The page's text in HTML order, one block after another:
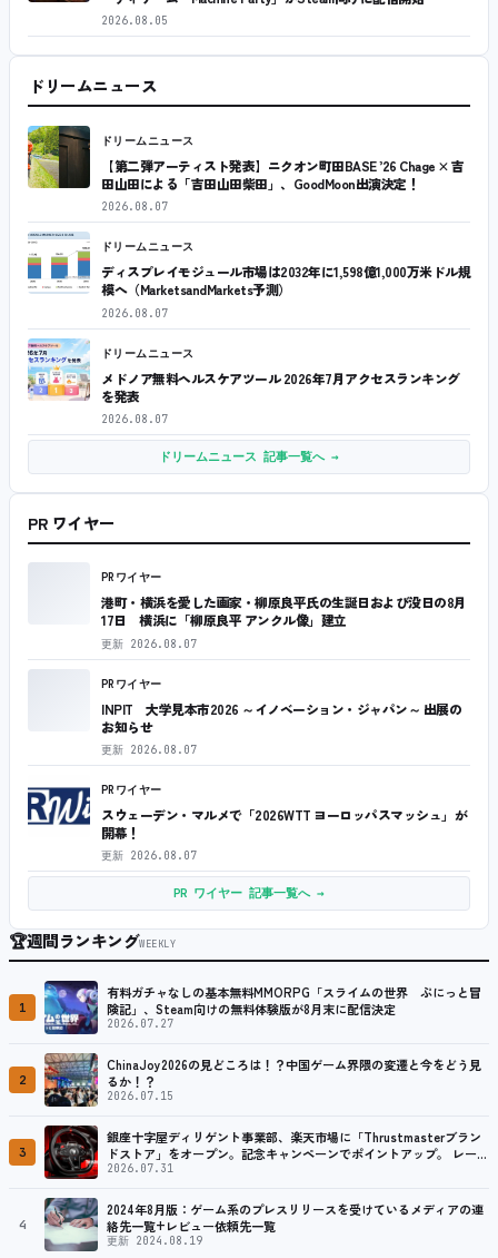
2026.08.05
ドリームニュース
ドリームニュース
【第二弾アーティスト発表】ニクオン町田BASE ’26 Chage × 吉
田山田による「吉田山田柴田」、GoodMoon出演決定！
2026.08.07
ドリームニュース
ディスプレイモジュール市場は2032年に1,598億1,000万米ドル規
模へ（MarketsandMarkets予測）
2026.08.07
ドリームニュース
メドノア無料ヘルスケアツール 2026年7月アクセスランキング
を発表
2026.08.07
ドリームニュース 記事一覧へ →
PR ワイヤー
PRワイヤー
港町・横浜を愛した画家・柳原良平氏の生誕日および没日の8月
17日 横浜に「柳原良平 アンクル像」建立
更新 2026.08.07
PRワイヤー
INPIT 大学見本市2026 ～イノベーション・ジャパン～ 出展の
お知らせ
更新 2026.08.07
PRワイヤー
スウェーデン・マルメで「2026WTT ヨーロッパスマッシュ」が
開幕！
更新 2026.08.07
PR ワイヤー 記事一覧へ →
🏆週間ランキングWEEKLY
1
有料ガチャなしの基本無料MMORPG「スライムの世界 ぷにっと冒
険記」、Steam向けの無料体験版が8月末に配信決定
2026.07.27
2
ChinaJoy2026の見どころは！？中国ゲーム界隈の変遷と今をどう見
るか！？
2026.07.15
3
銀座十字屋ディリゲント事業部、楽天市場に「Thrustmasterブラン
ドストア」をオープン。記念キャンペーンでポイントアップ。 レーシ
ング／フライトシム向けコントローラーを中心に、幅広くラインナッ
2026.07.31
4
2024年8月版：ゲーム系のプレスリリースを受けているメディアの連
絡先一覧+レビュー依頼先一覧
更新 2024.08.19